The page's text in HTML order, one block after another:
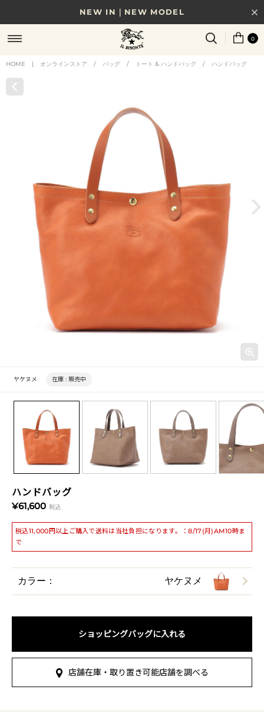
NEW IN｜NEW MODEL
8/17(月)10時まで｜税込11,000円以上で送料無料
贈る相手やシーンから選べる、新しいギフトガイド
0
HOME | オンラインストア / バッグ / トート & ハンドバッグ / ハンドバッグ
ハンドバッグ
¥61,600 税込
税込11,000円以上ご購入で送料は当社負担になります。：8/17(月)AM10時ま
で
ヤケヌメ 在庫 : 販売中
カラー： ヤケヌメ
ショッピングバッグに入れる
店舗在庫・取り置き可能店舗を調べる